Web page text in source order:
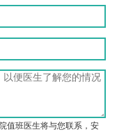
值班医生将与您联系，安